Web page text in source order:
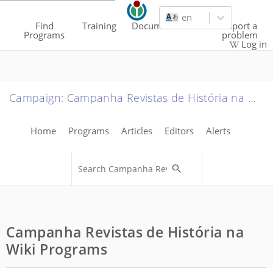
Find
Programs
Training Documentation Report a
problem
en
Log in
Campaign: Campanha Revistas de História na Wiki
Home Programs Articles Editors Alerts
Campanha Revistas de História na
Wiki Programs